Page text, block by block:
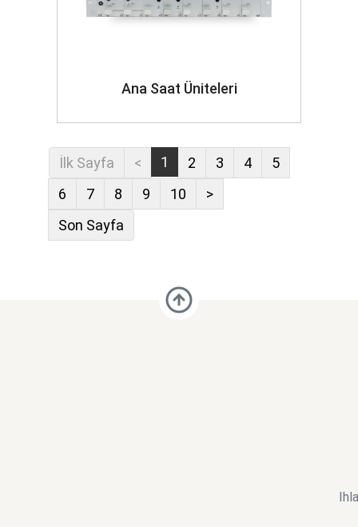
Ana Saat Üniteleri
İlk Sayfa < 1 2 3 4
5
6
7 8 9 10
>
Son Sayfa